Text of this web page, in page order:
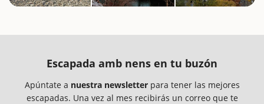
Escapada amb nens en tu buzón
Apúntate a nuestra newsletterpara tener las mejores
escapadas. Una vez al mes recibirás un correo que te